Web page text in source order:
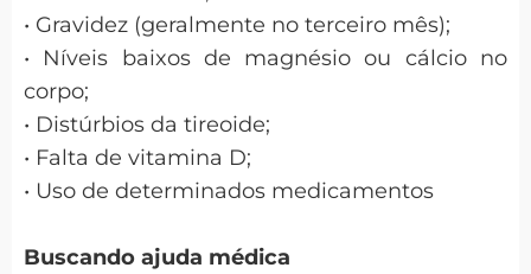
• Gravidez (geralmente no terceiro mês);
• Níveis baixos de magnésio ou cálcio no
corpo;
• Distúrbios da tireoide;
• Falta de vitamina D;
• Uso de determinados medicamentos
Buscando ajuda médica